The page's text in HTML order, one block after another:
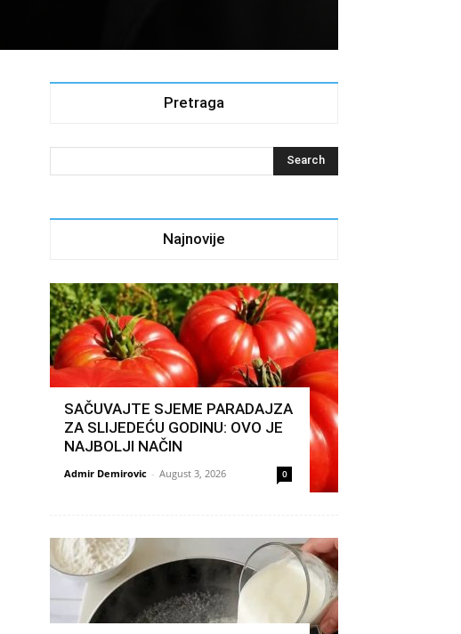
Pretraga
Najnovije
SAČUVAJTE SJEME PARADAJZA
ZA SLIJEDEĆU GODINU: OVO JE
NAJBOLJI NAČIN
Admir Demirovic - August 3, 2026 0